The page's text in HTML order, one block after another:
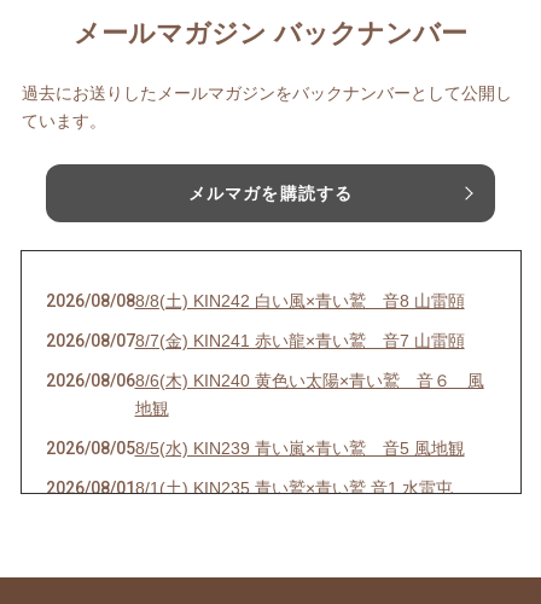
メールマガジン バックナンバー
過去にお送りしたメールマガジンをバックナンバーとして公開し
ています。
メルマガを購読する
2026/08/088/8(土) KIN242 白い風×青い鷲 音8 山雷頤
2026/08/078/7(金) KIN241 赤い龍×青い鷲 音7 山雷頤
2026/08/068/6(木) KIN240 黄色い太陽×青い鷲 音６ 風
地観
2026/08/058/5(水) KIN239 青い嵐×青い鷲 音5 風地観
2026/08/018/1(土) KIN235 青い鷲×青い鷲 音1 水雷屯